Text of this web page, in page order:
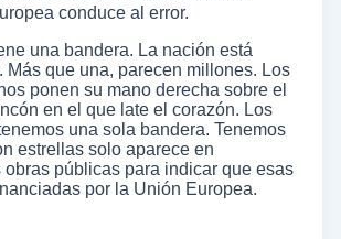
conduce al error.
una bandera. La nación está
Más que una, parecen millones. Los
ponen su mano derecha sobre el
en el que late el corazón. Los
una sola bandera. Tenemos
estrellas solo aparece en
obras públicas para indicar que esas
por la Unión Europea.